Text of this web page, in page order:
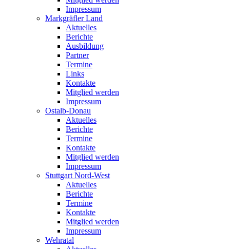
Impressum
Markgräfler Land
Aktuelles
Berichte
Ausbildung
Partner
Termine
Links
Kontakte
Mitglied werden
Impressum
Ostalb-Donau
Aktuelles
Berichte
Termine
Kontakte
Mitglied werden
Impressum
Stuttgart Nord-West
Aktuelles
Berichte
Termine
Kontakte
Mitglied werden
Impressum
Wehratal